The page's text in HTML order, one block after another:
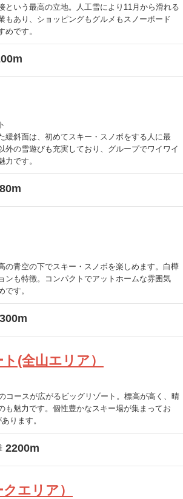
いう最高の立地。人工雪により11月から滑れる
あり、ショッピングもグルメもスノーボード
です。
緩斜面は、初めてスキー・スノボをする人に最
の雪遊びも充実しており、グループでワイワイ
です。
の青空の下でスキー・スノボを楽しめます。白樺
ンも特徴。コンパクトでアットホームな雰囲気
す。
(全山エリア）
コースが広がるビッグリゾート。標高が高く、晴
も魅力です。個性豊かなスキー場が集まってお
ります。
2200m
エリア）